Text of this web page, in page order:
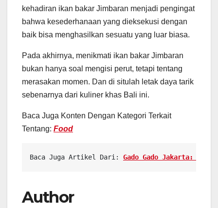
kehadiran ikan bakar Jimbaran menjadi pengingat
bahwa kesederhanaan yang dieksekusi dengan
baik bisa menghasilkan sesuatu yang luar biasa.
Pada akhirnya, menikmati ikan bakar Jimbaran
bukan hanya soal mengisi perut, tetapi tentang
merasakan momen. Dan di situlah letak daya tarik
sebenarnya dari kuliner khas Bali ini.
Baca Juga Konten Dengan Kategori Terkait
Tentang: Food
Baca Juga Artikel Dari: Gado Gado Jakarta: Cita
Author